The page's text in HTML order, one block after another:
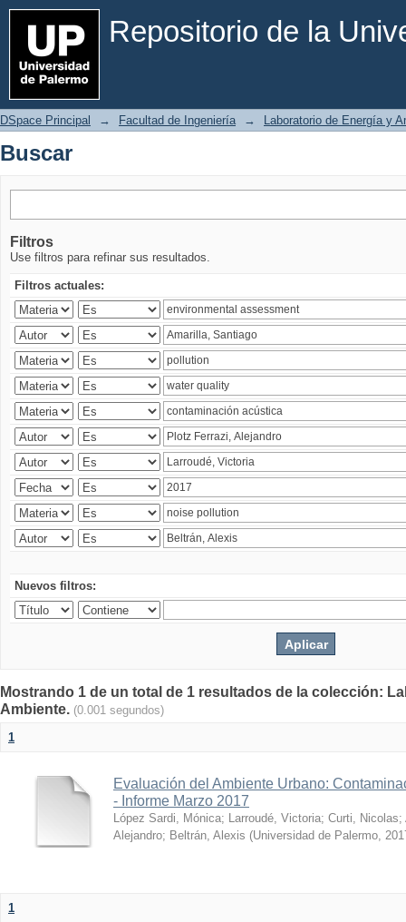
Repositorio de la
Buscar
DSpace Principal → Facultad de Ingeniería → Laboratorio de Energía y
Buscar
Filtros
Use filtros para refinar sus resultados.
Filtros actuales:
Nuevos filtros:
Mostrando 1 de un total de 1 resultados de la colección:
Ambiente. (0.001 segundos)
1
Evaluación del Ambiente Urbano:
- Informe Marzo 2017
López Sardi, Mónica; Larroudé, Victoria; Curti, Nicolas;
Alejandro; Beltrán, Alexis (Universidad de Palermo,
1